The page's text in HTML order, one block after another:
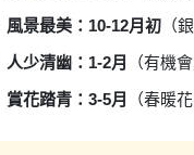
風景最美：10-12月初 （
人少清幽：1-2月
（有機
賞花踏青：3-5月
（春暖